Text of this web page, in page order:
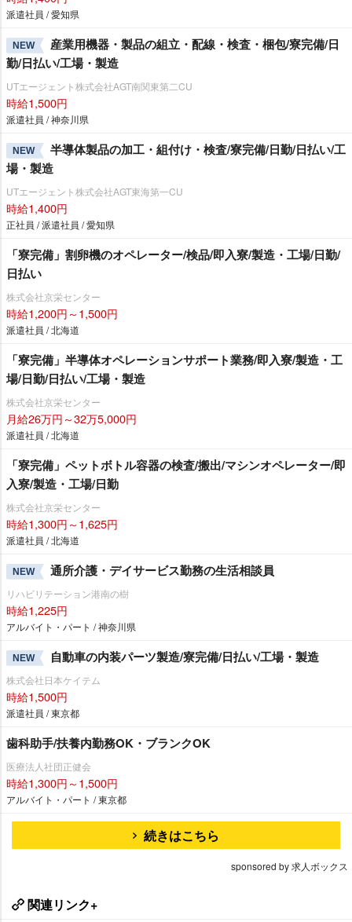
派遣社員 / 愛知県
NEW
産業用機器・製品の組立・配線・検査・梱包/寮完備/日
勤/日払い/工場・製造
UTエージェント株式会社AGT南関東第二CU
時給1,500円
派遣社員 / 神奈川県
NEW
半導体製品の加工・組付け・検査/寮完備/日勤/日払い/工
場・製造
UTエージェント株式会社AGT東海第一CU
時給1,400円
正社員 / 派遣社員 / 愛知県
「寮完備」割卵機のオペレーター/検品/即入寮/製造・工場/日勤/
日払い
株式会社京栄センター
時給1,200円～1,500円
派遣社員 / 北海道
「寮完備」半導体オペレーションサポート業務/即入寮/製造・工
場/日勤/日払い/工場・製造
株式会社京栄センター
月給26万円～32万5,000円
派遣社員 / 北海道
「寮完備」ペットボトル容器の検査/搬出/マシンオペレーター/即
入寮/製造・工場/日勤
株式会社京栄センター
時給1,300円～1,625円
派遣社員 / 北海道
NEW 通所介護・デイサービス勤務の生活相談員
リハビリテーション港南の樹
時給1,225円
アルバイト・パート / 神奈川県
NEW 自動車の内装パーツ製造/寮完備/日払い/工場・製造
株式会社日本ケイテム
時給1,500円
派遣社員 / 東京都
歯科助手/扶養内勤務OK・ブランクOK
医療法人社団正健会
時給1,300円～1,500円
アルバイト・パート / 東京都
続きはこちら
sponsored by 求人ボックス
関連リンク+